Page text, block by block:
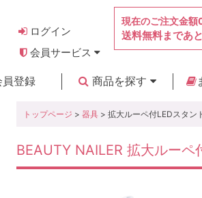
ログイン
会員サービス
現在のご注文金額
送料無料まであと
登録
商品を探す
トップページ > 器具 > 拡大ルーペ付LEDスタン
BEAUTY NAILER 拡大ルーペ